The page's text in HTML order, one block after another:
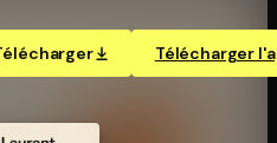
Télécharger